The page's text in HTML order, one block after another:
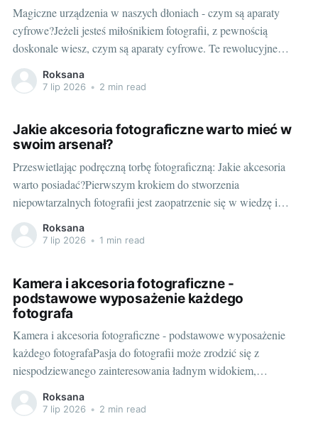
Magiczne urządzenia w naszych dłoniach - czym są aparaty
cyfrowe?Jeżeli jesteś miłośnikiem fotografii, z pewnością
doskonale wiesz, czym są aparaty cyfrowe. Te rewolucyjne
urządzenia, które na trwałe zmieniły krajobraz fotograficzny,
pozwalają na natychmiastowe przetwarzanie i wyświetlanie
Roksana
7 lip 2026 • 2 min read
Jakie akcesoria fotograficzne warto mieć w
swoim arsenał?
Przeswietlając podręczną torbę fotograficzną: Jakie akcesoria
warto posiadać?Pierwszym krokiem do stworzenia
niepowtarzalnych fotografii jest zaopatrzenie się w wiedzę i
wyposażenie - poczynając od samego aparatu. Świetnym
wyborem dla początkujących i zaawansowanych fotografów jest
Roksana
7 lip 2026 • 1 min read
Kamera i akcesoria fotograficzne -
podstawowe wyposażenie każdego
fotografa
Kamera i akcesoria fotograficzne - podstawowe wyposażenie
każdego fotografaPasja do fotografii może zrodzić się z
niespodziewanego zainteresowania ładnym widokiem,
niezwykłym kształtem chmur, czy wzruszającą sceną rodzajową.
Ale z czasem, gdy zaczyna się dostrzegać więcej detali i kiedy
Roksana
7 lip 2026 • 2 min read